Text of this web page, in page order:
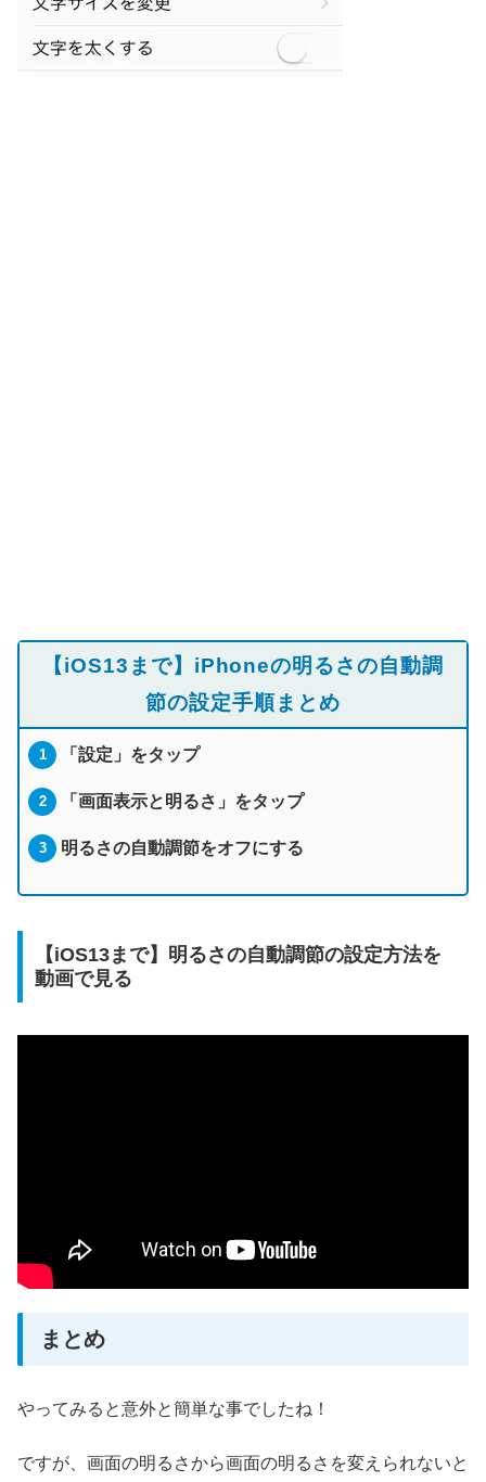
【iOS13まで】iPhoneの明るさの自動調
節の設定手順まとめ
「設定」をタップ
「画面表示と明るさ」をタップ
明るさの自動調節をオフにする
【iOS13まで】明るさの自動調節の設定方法を
動画で見る
まとめ
やってみると意外と簡単な事でしたね！
ですが、画面の明るさから画面の明るさを変えられないと